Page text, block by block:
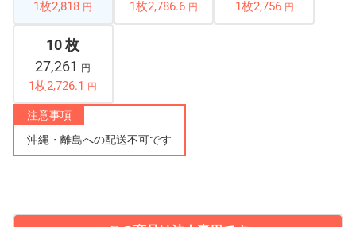
1枚2,818 円 1枚2,786.6 円 1枚2,756 円
10 枚
27,261
円
1枚2,726.1 円
注意事項
沖縄・離島への配送不可です